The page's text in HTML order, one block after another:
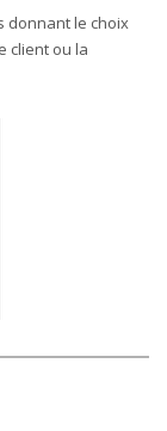
donnant le choix
client ou la